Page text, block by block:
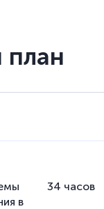
вопросы и в
К
2026
на обучение
в
34 часов